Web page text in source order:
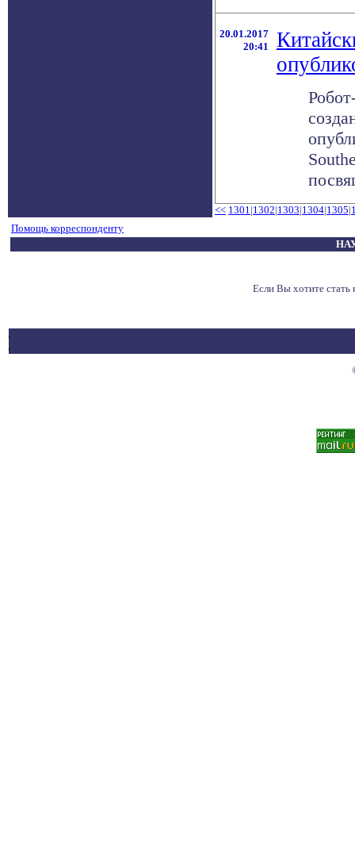
20.01.2017
20:41
<< 1301|1302|1303|1304|1305|
Помощь корреспонденту
Если Вы хотите